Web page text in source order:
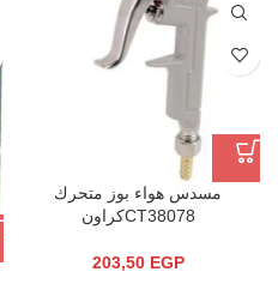
مسدس هواء بوز متحرك
CT38078كراون
203,50 EGP